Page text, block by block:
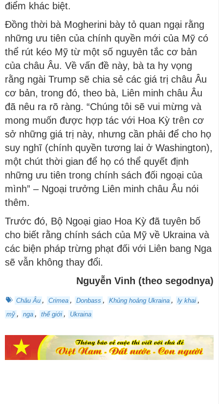
điểm khác biệt.
Đồng thời bà Mogherini bày tỏ quan ngại rằng
những ưu tiên của chính quyền mới của Mỹ có
thể rút kéo Mỹ từ một số nguyên tắc cơ bản
của châu Âu. Về vấn đề này, bà ta hy vọng
rằng ngài Trump sẽ chia sẻ các giá trị châu Âu
cơ bản, trong đó, theo bà, Liên minh châu Âu
đã nêu ra rõ ràng. “Chúng tôi sẽ vui mừng và
mong muốn được hợp tác với Hoa Kỳ trên cơ
sở những giá trị này, nhưng cần phải để cho họ
suy nghĩ (chính quyền tương lai ở Washington),
một chút thời gian để họ có thể quyết định
những ưu tiên trong chính sách đối ngoại của
mình” – Ngoại trưởng Liên minh châu Âu nói
thêm.
Trước đó, Bộ Ngoại giao Hoa Kỳ đã tuyên bố
cho biết rằng chính sách của Mỹ về Ukraina và
các biện pháp trừng phạt đối với Liên bang Nga
sẽ vẫn không thay đổi.
Nguyễn Vinh (theo segodnya)
Châu Âu , Crimea , Donbass , Khủng hoảng Ukraina , ly khai ,
mỹ , nga , thế giới , Ukraina